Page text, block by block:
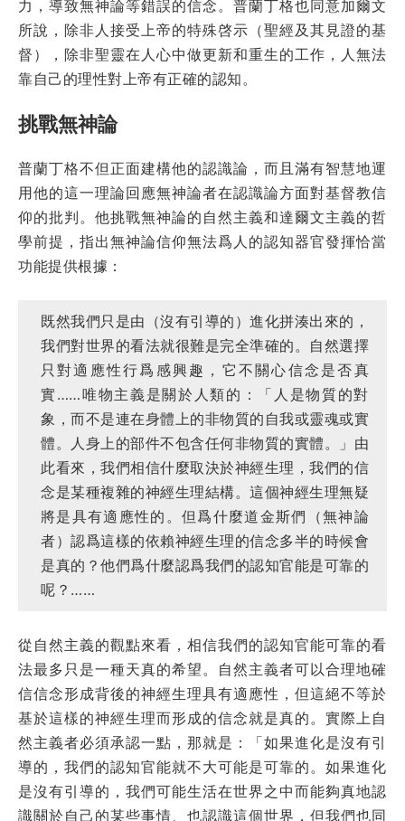
力，導致無神論等錯誤的信念。普蘭丁格也同意加爾文
所說，除非人接受上帝的特殊啓示（聖經及其見證的基
督），除非聖靈在人心中做更新和重生的工作，人無法
靠自己的理性對上帝有正確的認知。
挑戰無神論
普蘭丁格不但正面建構他的認識論，而且滿有智慧地運
用他的這一理論回應無神論者在認識論方面對基督教信
仰的批判。他挑戰無神論的自然主義和達爾文主義的哲
學前提，指出無神論信仰無法爲人的認知器官發揮恰當
功能提供根據：
既然我們只是由（沒有引導的）進化拼湊出來的，
我們對世界的看法就很難是完全準確的。自然選擇
只對適應性行爲感興趣，它不關心信念是否真
實……唯物主義是關於人類的：「人是物質的對
象，而不是連在身體上的非物質的自我或靈魂或實
體。人身上的部件不包含任何非物質的實體。」由
此看來，我們相信什麼取決於神經生理，我們的信
念是某種複雜的神經生理結構。這個神經生理無疑
將是具有適應性的。但爲什麼道金斯們（無神論
者）認爲這樣的依賴神經生理的信念多半的時候會
是真的？他們爲什麼認爲我們的認知官能是可靠的
呢？……
從自然主義的觀點來看，相信我們的認知官能可靠的看
法最多只是一種天真的希望。自然主義者可以合理地確
信信念形成背後的神經生理具有適應性，但這絕不等於
基於這樣的神經生理而形成的信念就是真的。實際上自
然主義者必須承認一點，那就是：「如果進化是沒有引
導的，我們的認知官能就不大可能是可靠的。如果進化
是沒有引導的，我們可能生活在世界之中而能夠真地認
識關於自己的某些事情、也認識這個世界，但我們也同